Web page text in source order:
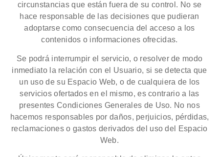
circunstancias que están fuera de su control. No se
hace responsable de las decisiones que pudieran
adoptarse como consecuencia del acceso a los
contenidos o informaciones ofrecidas.
Se podrá interrumpir el servicio, o resolver de modo
inmediato la relación con el Usuario, si se detecta que
un uso de su Espacio Web, o de cualquiera de los
servicios ofertados en el mismo, es contrario a las
presentes Condiciones Generales de Uso. No nos
hacemos responsables por daños, perjuicios, pérdidas,
reclamaciones o gastos derivados del uso del Espacio
Web.